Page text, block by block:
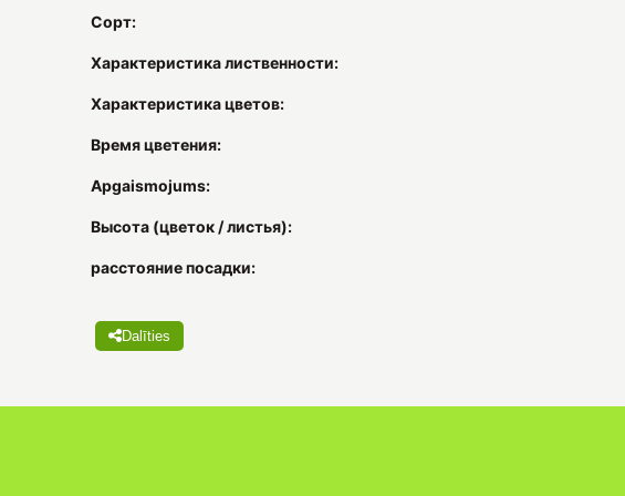
Сорт:
Характеристика лиственности:
Характеристика цветов:
Время цветения:
Apgaismojums:
Высота (цветок / листья):
расстояние посадки:
Dalīties